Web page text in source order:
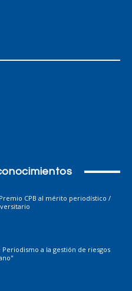
CPB al mérito periodístico /
a la gestión de riesgos